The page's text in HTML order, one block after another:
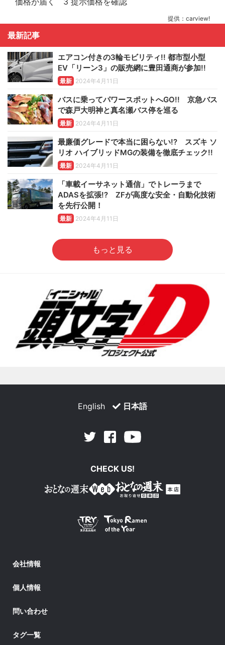
提供：carview!
最新記事
エアコン付きの3輪モビリティ!! 都市型小型
EV「リーン3」の販売網に豊田通商が参加!!
最新 2024年4月11日
バスに乗ってパワースポットへGO!! 京急バス
で森戸大明神と真名瀬バス停を巡る
最新 2024年4月11日
最廉価グレードで本当に困らない!? スズキ ソ
リオ ハイブリッドMGの装備を徹底チェック!!
最新 2024年4月11日
「車載イーサネット通信」でトレーラまで
ADASを拡張!? ZFが高度な安全・自動化技術
を先行公開！
最新 2024年4月11日
もっと見る
English 日本語
Twitter Facebook
CHECK US!
会社情報
個人情報
問い合わせ
タグ一覧